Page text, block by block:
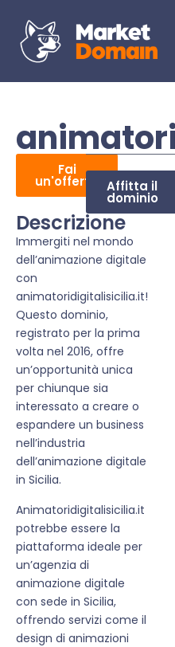
Fai
un'offerta Affitta il
dominio
Descrizione
Immergiti nel mondo
dell’animazione digitale
con
animatoridigitalisicilia.it!
Questo dominio,
registrato per la prima
volta nel 2016, offre
un’opportunità unica
per chiunque sia
interessato a creare o
espandere un business
nell’industria
dell’animazione digitale
in Sicilia.
Animatoridigitalisicilia.it
potrebbe essere la
piattaforma ideale per
un’agenzia di
animazione digitale
con sede in Sicilia,
offrendo servizi come il
design di animazioni